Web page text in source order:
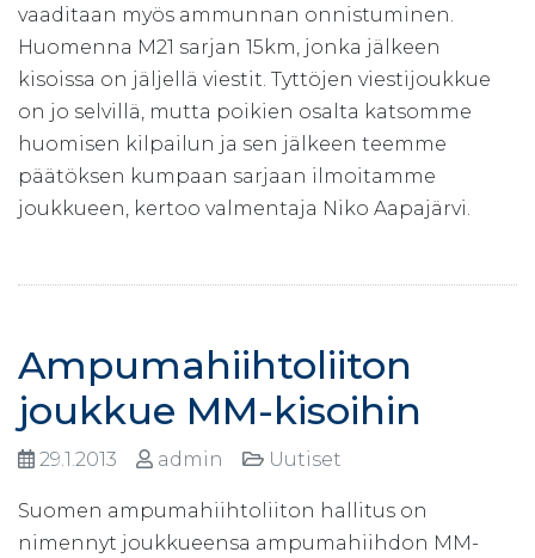
vaaditaan myös ammunnan onnistuminen.
Huomenna M21 sarjan 15km, jonka jälkeen
kisoissa on jäljellä viestit. Tyttöjen viestijoukkue
on jo selvillä, mutta poikien osalta katsomme
huomisen kilpailun ja sen jälkeen teemme
päätöksen kumpaan sarjaan ilmoitamme
joukkueen, kertoo valmentaja Niko Aapajärvi.
Ampumahiihtoliiton
joukkue MM-kisoihin
29.1.2013 admin Uutiset
Suomen ampumahiihtoliiton hallitus on
nimennyt joukkueensa ampumahiihdon MM-